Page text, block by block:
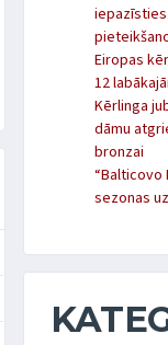
Eiropas
12
Kērlinga
dāmu
bronzai
“Balticovo
sezonas